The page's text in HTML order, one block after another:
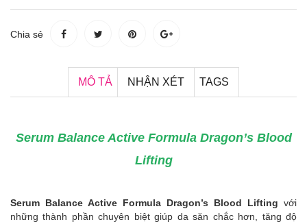
Chia sẻ
MÔ TẢ NHẬN XÉT TAGS
Serum Balance Active Formula Dragon’s Blood
Lifting
Serum Balance Active Formula Dragon’s Blood Lifting với
những thành phần chuyên biệt giúp da săn chắc hơn, tăng độ